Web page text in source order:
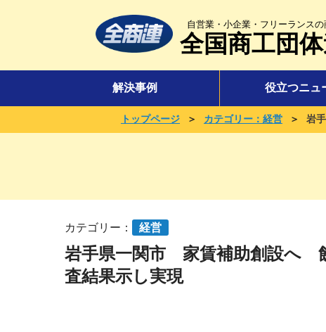
自営業・小企業・フリーランスの
全国商工団
解決事例 役立つニュ
トップページ ＞ カテゴリー：経営 ＞
カテゴリー： 経営
岩手県一関市 家賃補助創設へ
査結果示し実現